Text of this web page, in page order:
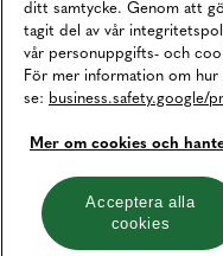
Tillgänglighetsredogörelse
Betalningar
Cookies
Hantera cookies
ditt samtycke. Genom att
tagit del av vår
vår personuppgifts- och
För mer information om
se: business.safety.google/
Mer om cookies och
Acceptera alla
cookies